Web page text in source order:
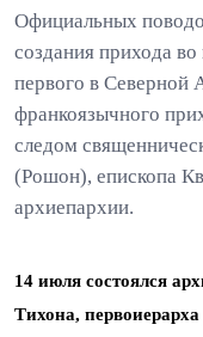
Официальных
создания прихода
первого в Северной
франкоязычного
следом
(Рошон), епископа
архиепархии.
14 июля состоялся
Тихона, первоиерарха